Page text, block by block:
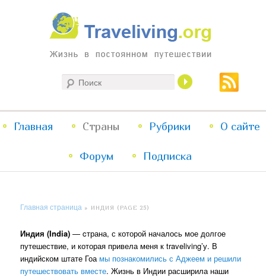
Traveliving
Жизнь в постоянном путешествии
меню
Перейти
к
Перейти
к
Главная Страны Рубрики О сайте
Форум Подписка
Главная страница » ИНДИЯ (PAGE 25)
Индия (India) — cтрана, с которой началось мое долгое
путешествие, и которая привела меня к traveliving’у. В
индийском штате Гоа мы познакомились с Аджеем и решили
путешествовать вместе. Жизнь в Индии расширила наши